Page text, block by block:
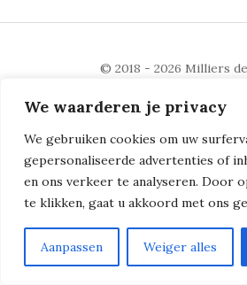
We waarderen je privacy
We gebruiken cookies om uw
gepersonaliseerde advertenties of
en ons verkeer te analyseren. Door
te klikken, gaat u akkoord met ons
Aanpassen Weiger alles
© 2018 - 2026 Milliers